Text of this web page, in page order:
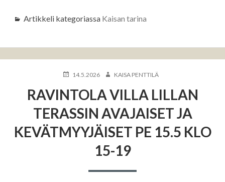
Artikkeli kategoriassa Kaisan tarina
KIRJOITETTU
14.5.2026 KIRJOITTAJA
KAISA PENTTILÄ
RAVINTOLA VILLA LILLAN
TERASSIN AVAJAISET JA
KEVÄTMYYJÄISET PE 15.5 KLO
15-19